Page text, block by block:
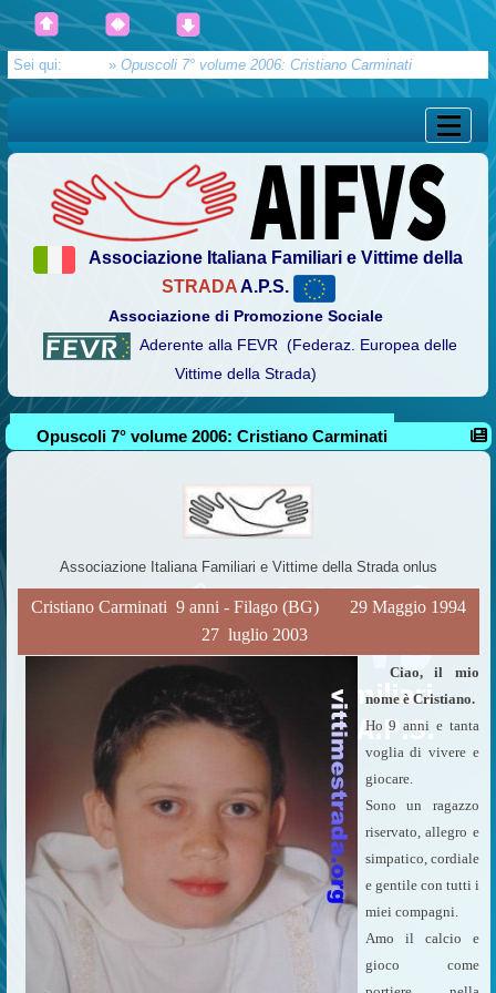
Sei qui: » Opuscoli 7° volume 2006: Cristiano Carminati
Associazione Italiana Familiari e Vittime della
STRADAA.P.S.
Associazione di Promozione Sociale
Aderente alla FEVR (Federaz. Europea delle
Vittime della Strada)
Opuscoli 7° volume 2006: Cristiano Carminati
Associazione Italiana Familiari e Vittime della Strada onlus
Cristiano Carminati 9 anni - Filago (BG) 29 Maggio 1994
 27 luglio 2003
 Ciao, il mio
nome è Cristiano.
Ho 9 anni e tanta
voglia di vivere e
giocare.
Sono un ragazzo
riservato, allegro e
simpatico, cordiale
e gentile con tutti i
miei compagni.
Amo il calcio e
gioco come